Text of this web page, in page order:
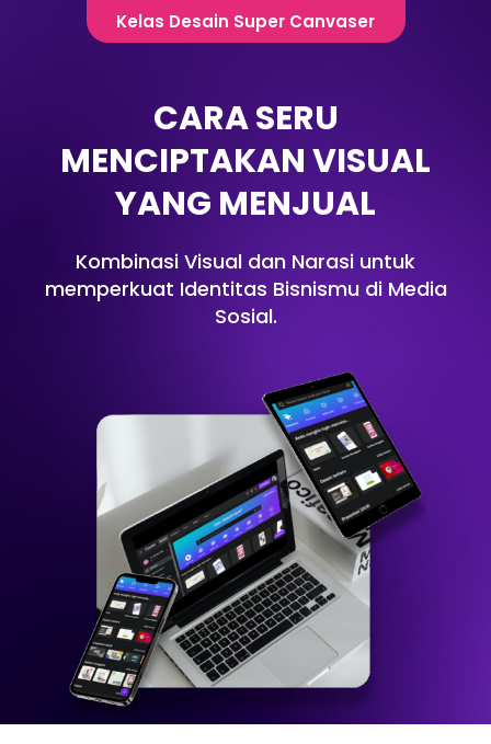
Kelas Desain Super Canvaser
CARA SERU
MENCIPTAKAN VISUAL
YANG MENJUAL
Kombinasi Visual dan Narasi untuk
memperkuat Identitas Bisnismu di Media
Sosial.